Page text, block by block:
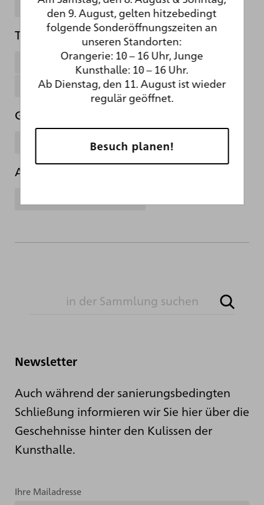
Papier bräunlich-gelb
Technik
Bleistift
schwarze Kreide
Farbkreiden
weiß gehöht
Gattung
Abteilung
Newsletter
Auch während der sanierungsbedingten
Schließung informieren wir Sie hier über die
Geschehnisse hinter den Kulissen der
Kunsthalle.
Ihre Mailadresse
den 9. August, gelten hitzebedingt
folgende Sonderöffnungszeiten an
unseren Standorten:
Orangerie: 10 – 16 Uhr, Junge
Kunsthalle: 10 – 16 Uhr.
Ab Dienstag, den 11. August ist wieder
regulär geöffnet.
Besuch planen!